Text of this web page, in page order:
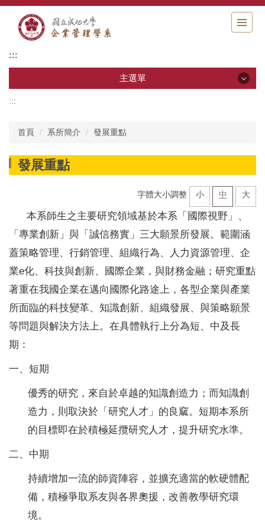
跳
內
容
:::
主選單
系所簡介
系所成員
碩士班
博士班
國際化
AACSB
系所學會
系友會
高中生專區
:::
首頁 系所簡介 發展重點
發展重點
字體大小調整 小 中 大
本系師生之主要研究領域基於本系「國際視野」、
「專業創新」與「誠信務實」三大願景所發展。範圍涵
蓋策略管理、行銷管理、組織行為、人力資源管理、企
業e化、科技與創新、國際企業，與財務金融；研究重點
著重在我國企業在邁向國際化路途上，各型企業與產業
所面臨的科技變革、知識創新、組織發展、與策略願景
等問題與解決方法上。在具體執行上分為短、中及長
期：
一、短期
優秀的研究，來自於卓越的知識創造力；而知識創
造力，則取決於「研究人才」的良窳。短期本系所
的目標即在於積極延攬研究人才，提升研究水準。
二、中期
持續增加一流的師資陣容，並擴充適當的軟硬體配
備，積極爭取系友與各界奧援，改善教學研究環
境。